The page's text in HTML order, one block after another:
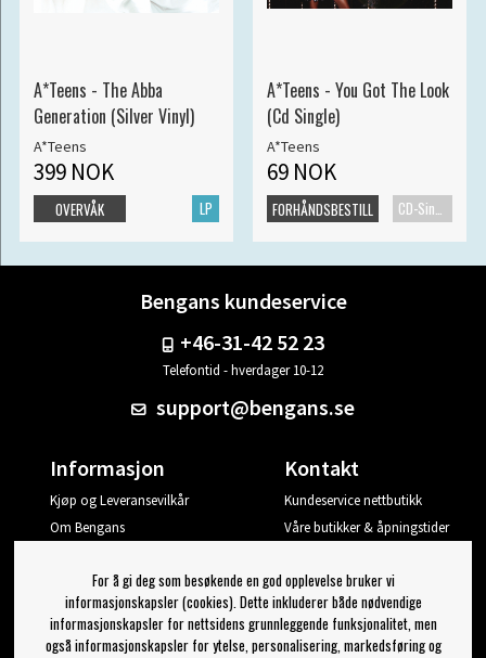
A*Teens - The Abba
Generation (Silver Vinyl)
A*Teens
399 NOK
LP
OVERVÅK
A*Teens - You Got The Look
(Cd Single)
A*Teens
69 NOK
CD-Singel
FORHÅNDSBESTILL
Bengans kundeservice
+46-31-42 52 23
Telefontid - hverdager 10-12
support@bengans.se
Informasjon
Kjøp og Leveransevilkår
Om Bengans
Kontakt
Kundeservice nettbutikk
Våre butikker & åpningstider
Logg ut
Jeg vil ha tips fra Bengans
For å gi deg som besøkende en god opplevelse bruker vi
informasjonskapsler (cookies). Dette inkluderer både nødvendige
informasjonskapsler for nettsidens grunnleggende funksjonalitet, men
også informasjonskapsler for ytelse, personalisering, markedsføring og